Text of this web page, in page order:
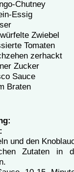
Chutney
Essig
Zwiebel
Tomaten
zerhackt
Zucker
Sauce
Braten
und den
Zutaten in